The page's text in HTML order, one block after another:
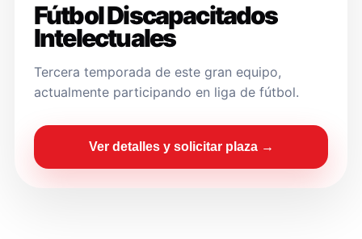
Fútbol Discapacitados
Intelectuales
Tercera temporada de este gran equipo,
actualmente participando en liga de fútbol.
Ver detalles y solicitar plaza →